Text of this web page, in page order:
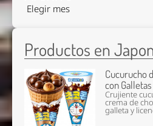
Productos en
Cucurucho
con
Crujiente
crema de
galleta y